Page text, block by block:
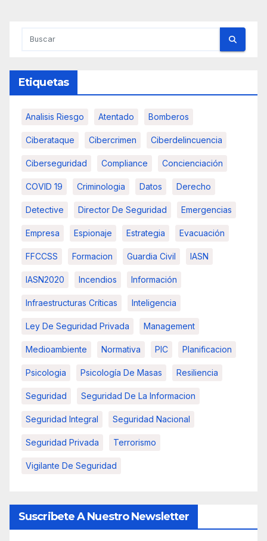
Etiquetas
Analisis Riesgo Atentado Bomberos
Ciberataque Cibercrimen Ciberdelincuencia
Ciberseguridad Compliance Concienciación
COVID 19 Criminologia Datos Derecho
Detective Director De Seguridad Emergencias
Empresa Espionaje Estrategia Evacuación
FFCCSS Formacion Guardia Civil IASN
IASN2020 Incendios Información
Infraestructuras Críticas Inteligencia
Ley De Seguridad Privada Management
Medioambiente Normativa PIC Planificacion
Psicologia Psicología De Masas Resiliencia
Seguridad Seguridad De La Informacion
Seguridad Integral Seguridad Nacional
Seguridad Privada Terrorismo
Vigilante De Seguridad
Suscribete A Nuestro Newsletter